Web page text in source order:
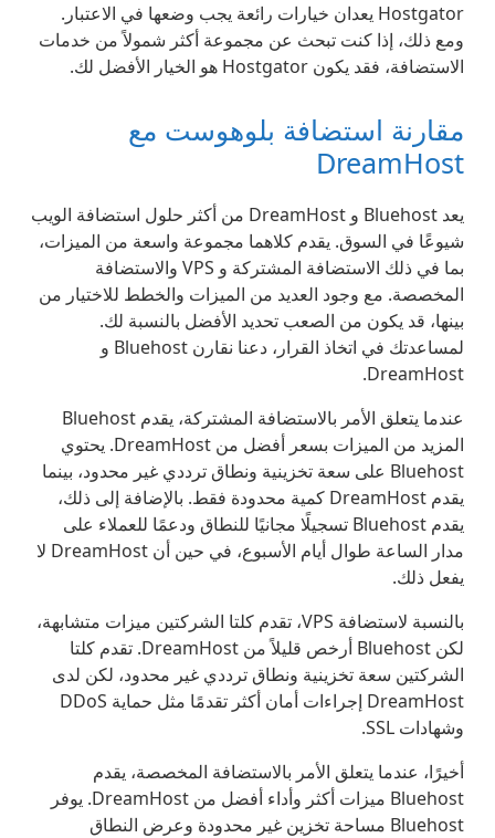
Hostgator يعدان خيارات رائعة يجب وضعها في الاعتبار.
ومع ذلك، إذا كنت تبحث عن مجموعة أكثر شمولاً من خدمات
الاستضافة، فقد يكون Hostgator هو الخيار الأفضل لك.
مقارنة استضافة بلوهوست مع
DreamHost
يعد Bluehost و DreamHost من أكثر حلول استضافة الويب
شيوعًا في السوق. يقدم كلاهما مجموعة واسعة من الميزات،
بما في ذلك الاستضافة المشتركة و VPS والاستضافة
المخصصة. مع وجود العديد من الميزات والخطط للاختيار من
بينها، قد يكون من الصعب تحديد الأفضل بالنسبة لك.
لمساعدتك في اتخاذ القرار، دعنا نقارن Bluehost و
DreamHost.
عندما يتعلق الأمر بالاستضافة المشتركة، يقدم Bluehost
المزيد من الميزات بسعر أفضل من DreamHost. يحتوي
Bluehost على سعة تخزينية ونطاق ترددي غير محدود، بينما
يقدم DreamHost كمية محدودة فقط. بالإضافة إلى ذلك،
يقدم Bluehost تسجيلًا مجانيًا للنطاق ودعمًا للعملاء على
مدار الساعة طوال أيام الأسبوع، في حين أن DreamHost لا
يفعل ذلك.
بالنسبة لاستضافة VPS، تقدم كلتا الشركتين ميزات متشابهة،
لكن Bluehost أرخص قليلاً من DreamHost. تقدم كلتا
الشركتين سعة تخزينية ونطاق ترددي غير محدود، لكن لدى
DreamHost إجراءات أمان أكثر تقدمًا مثل حماية DDoS
وشهادات SSL.
أخيرًا، عندما يتعلق الأمر بالاستضافة المخصصة، يقدم
Bluehost ميزات أكثر وأداء أفضل من DreamHost. يوفر
Bluehost مساحة تخزين غير محدودة وعرض النطاق